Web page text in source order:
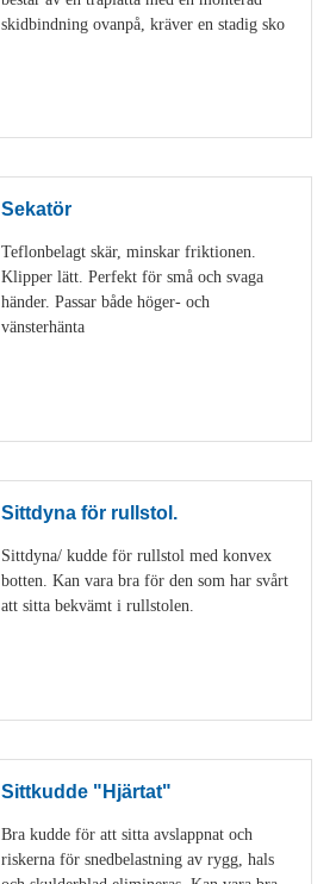
skidbindning ovanpå, kräver en stadig sko
Sekatör
Teflonbelagt skär, minskar friktionen.
Klipper lätt. Perfekt för små och svaga
händer. Passar både höger- och
vänsterhänta
Sittdyna för rullstol.
Sittdyna/ kudde för rullstol med konvex
botten. Kan vara bra för den som har svårt
att sitta bekvämt i rullstolen.
Sittkudde "Hjärtat"
Bra kudde för att sitta avslappnat och
riskerna för snedbelastning av rygg, hals